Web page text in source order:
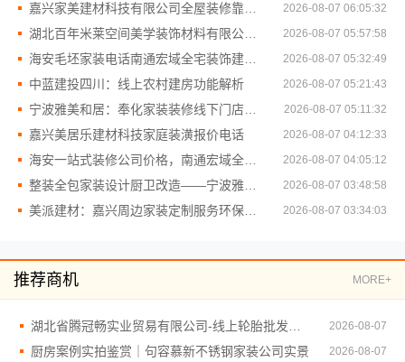
2026-08-07 06:05:32
2026-08-07 05:57:58
2026-08-07 05:32:49
中蓝建投四川：线上农村建房功能解析 2026-08-07 05:21:43
2026-08-07 05:11:32
嘉兴美居乐建材科技家庭装潢报价电话 2026-08-07 04:12:33
2026-08-07 04:05:12
2026-08-07 03:48:58
2026-08-07 03:34:03
推荐商机 MORE+
2026-08-07
厨房案例实拍鉴赏｜句容慕新不锈钢家装公司实景 2026-08-07